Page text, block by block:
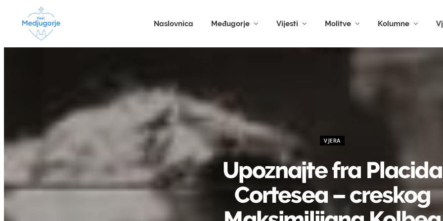
Naslovnica Međugorje Vijesti Molitve Kolumne
VJERA
Upoznajte fra Placida
Cortesea – creskog